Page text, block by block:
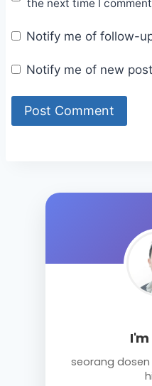
the next time I
Notify me of follow-
Notify me of new
I'm
seorang